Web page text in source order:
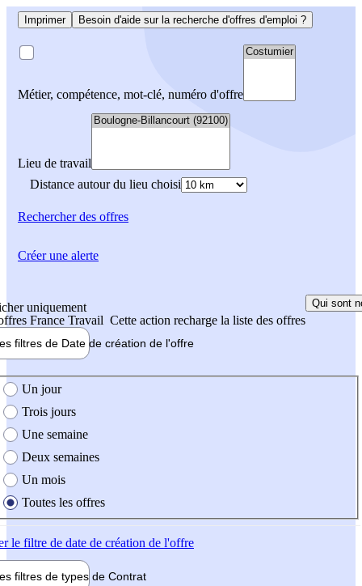
Imprimer Besoin d'aide sur la recherche d'offres d'emploi ?
Métier, compétence, mot-clé, numéro d'offre
Lieu de travail
Distance autour du lieu choisi
Rechercherdes offres
uniquement
France Travail Cette action recharge la liste des offres
Qui sont
filtres de Date de création de l'offre
création de l'offre
Un jour
Trois jours
Une semaine
Deux semaines
Un mois
Toutes les offres
le filtre de date de création de l'offre
filtres de types de Contrat
Créer une alerte